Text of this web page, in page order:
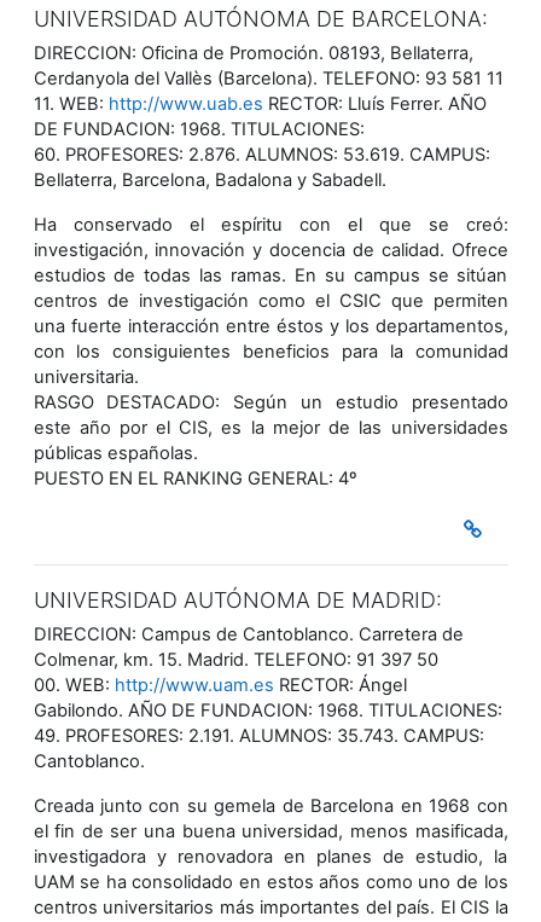
UNIVERSIDAD AUTÓNOMA DE BARCELONA:
DIRECCION: Oficina de Promoción. 08193, Bellaterra,
Cerdanyola del Vallès (Barcelona). TELEFONO: 93 581 11
11. WEB: http://www.uab.es RECTOR: Lluís Ferrer. AÑO
DE FUNDACION: 1968. TITULACIONES:
60. PROFESORES: 2.876. ALUMNOS: 53.619. CAMPUS:
Bellaterra, Barcelona, Badalona y Sabadell.
Ha conservado el espíritu con el que se creó:
investigación, innovación y docencia de calidad. Ofrece
estudios de todas las ramas. En su campus se sitúan
centros de investigación como el CSIC que permiten
una fuerte interacción entre éstos y los departamentos,
con los consiguientes beneficios para la comunidad
universitaria.
RASGO DESTACADO: Según un estudio presentado
este año por el CIS, es la mejor de las universidades
públicas españolas.
PUESTO EN EL RANKING GENERAL: 4º
UNIVERSIDAD AUTÓNOMA DE MADRID:
DIRECCION: Campus de Cantoblanco. Carretera de
Colmenar, km. 15. Madrid. TELEFONO: 91 397 50
00. WEB: http://www.uam.es RECTOR: Ángel
Gabilondo. AÑO DE FUNDACION: 1968. TITULACIONES:
49. PROFESORES: 2.191. ALUMNOS: 35.743. CAMPUS:
Cantoblanco.
Creada junto con su gemela de Barcelona en 1968 con
el fin de ser una buena universidad, menos masificada,
investigadora y renovadora en planes de estudio, la
UAM se ha consolidado en estos años como uno de los
centros universitarios más importantes del país. El CIS la